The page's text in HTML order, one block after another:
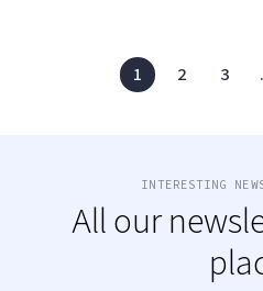
1 2 3
INTERESTING
All our